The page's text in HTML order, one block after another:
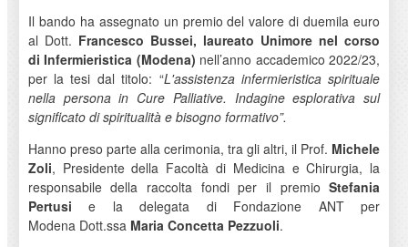
Il bando ha assegnato un premio del valore di duemila euro
al Dott. Francesco Bussei, laureato Unimore nel corso
di Infermieristica (Modena) nell’anno accademico 2022/23,
per la tesi dal titolo: “L'assistenza infermieristica spirituale
nella persona in Cure Palliative. Indagine esplorativa sul
significato di spiritualità e bisogno formativo”.
Hanno preso parte alla cerimonia, tra gli altri, il Prof. Michele
Zoli, Presidente della Facoltà di Medicina e Chirurgia, la
responsabile della raccolta fondi per il premioStefania
Pertusi e la delegata di Fondazione ANT per
Modena Dott.ssaMaria Concetta Pezzuoli.